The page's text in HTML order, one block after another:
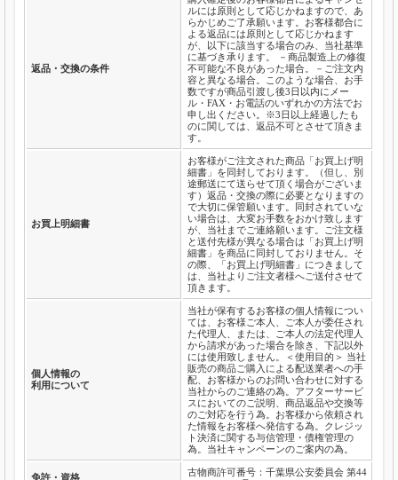
返品・交換の条件
ルには原則として応じかねますので、あ
らかじめご了承願います。お客様都合に
よる返品には原則として応じかねます
が、以下に該当する場合のみ、当社基準
に基づき承ります。 －商品製造上の修復
不可能な不良があった場合。－ご注文内
容と異なる場合。このような場合、お手
数ですが商品引渡し後3日以内にメー
ル・FAX・お電話のいずれかの方法でお
申し出ください。※3日以上経過したも
のに関しては、返品不可とさせて頂きま
す。
お買上明細書
お客様がご注文された商品「お買上げ明
細書」を同封しております。（但し、別
途郵送にて送らせて頂く場合がございま
す）返品・交換の際に必要となりますの
で大切に保管願います。同封されていな
い場合は、大変お手数をおかけ致します
が、当社までご連絡願います。ご注文様
と送付先様が異なる場合は「お買上げ明
細書」を商品に同封しておりません。そ
の際、「お買上げ明細書」につきまして
は、当社よりご注文者様へご送付させて
頂きます。
個人情報の
利用について
当社が保有するお客様の個人情報につい
ては、お客様ご本人、ご本人が委任され
た代理人、または、ご本人の法定代理人
から請求があった場合を除き、下記以外
には使用致しません。＜使用目的＞ 当社
販売の商品ご購入による配送業者への手
配、お客様からのお問い合わせに対する
当社からのご連絡の為。アフターサービ
スにおいてのご説明、商品返品や交換等
のご対応を行う為。お客様から依頼され
た情報をお客様へ発信する為。クレジッ
ト決済に関する与信管理・債権管理の
為。当社キャンペーンのご案内の為。
免許・資格
古物商許可番号：千葉県公安委員会 第44